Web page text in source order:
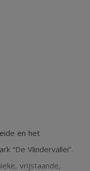
en het
“De Vlindervallei”.
vrijstaande,